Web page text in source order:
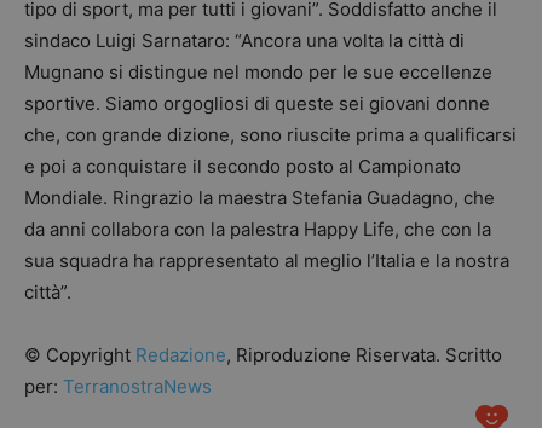
tipo di sport, ma per tutti i giovani”. Soddisfatto anche il
sindaco Luigi Sarnataro: “Ancora una volta la città di
Mugnano si distingue nel mondo per le sue eccellenze
sportive. Siamo orgogliosi di queste sei giovani donne
che, con grande dizione, sono riuscite prima a qualificarsi
e poi a conquistare il secondo posto al Campionato
Mondiale. Ringrazio la maestra Stefania Guadagno, che
da anni collabora con la palestra Happy Life, che con la
sua squadra ha rappresentato al meglio l’Italia e la nostra
città”.
© Copyright Redazione, Riproduzione Riservata. Scritto
per: TerranostraNews